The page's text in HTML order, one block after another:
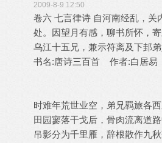
2009-8-9 12:50
卷六 七言律诗 自河南经乱，关
处。因望月有感，聊书所怀，
乌江十五兄，兼示符离及下邽
书名:唐诗三百首 作者:白居易
时难年荒世业空，弟兄羁旅各西
田园寥落干戈后，骨肉流离道路
吊影分为千里雁，辞根散作九秋